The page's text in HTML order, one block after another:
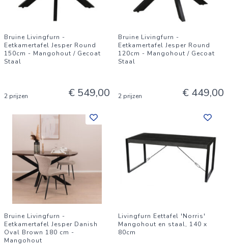
Bruine Livingfurn -
Eetkamertafel Jesper Round
150cm - Mangohout / Gecoat
Staal
2 prijzen € 549,00
Bruine Livingfurn -
Eetkamertafel Jesper Round
120cm - Mangohout / Gecoat
Staal
2 prijzen € 449,00
Bruine Livingfurn -
Eetkamertafel Jesper Danish
Oval Brown 180 cm -
Mangohout
Livingfurn Eettafel 'Norris'
Mangohout en staal, 140 x
80cm